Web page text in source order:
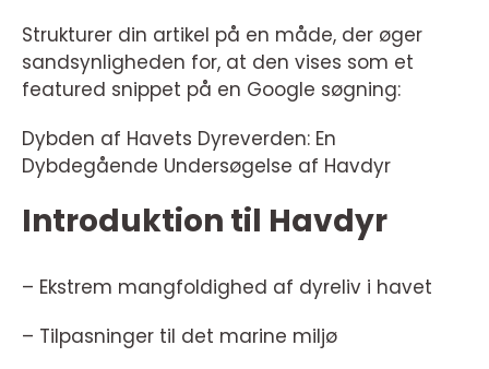
Strukturer din artikel på en måde, der øger
sandsynligheden for, at den vises som et
featured snippet på en Google søgning:
Dybden af Havets Dyreverden: En
Dybdegående Undersøgelse af Havdyr
Introduktion til Havdyr
– Ekstrem mangfoldighed af dyreliv i havet
– Tilpasninger til det marine miljø